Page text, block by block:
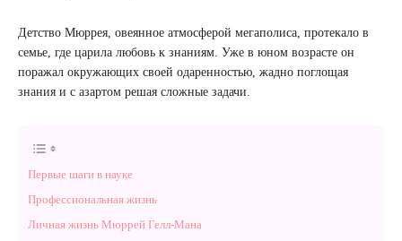
Детство Мюррея, овеянное атмосферой мегаполиса, протекало в
семье, где царила любовь к знаниям. Уже в юном возрасте он
поражал окружающих своей одаренностью, жадно поглощая
знания и с азартом решая сложные задачи.
Первые шаги в науке
Профессиональная жизнь
Личная жизнь Мюррей Гелл-Мана